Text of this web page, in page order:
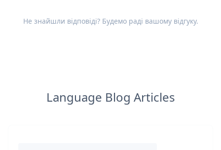
Не знайшли відповіді? Будемо раді вашому відгуку.
Language Blog Articles